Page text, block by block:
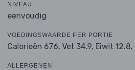
NIVEAU
eenvoudig
VOEDINGSWAARDE PER PORTIE
Calorieën 676, Vet 34.9, Eiwit 12.8,
ALLERGENEN